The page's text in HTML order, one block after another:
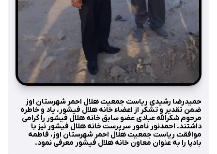
حمیدرضا رشیدی ریاست جمعیت هلال احمر شهرستان اوز
ضمن تقدیر و تشکر از اعضاء خانه هلال فیشور، یاد و خاطره
مرحوم شکرالله عبادی عضو سابق خانه هلال فیشور را گرامی
داشتند. احمدنور نامور سرپرست خانه هلال فیشور نیز با
موافقت ریاست جمعیت هلال احمر شهرستان اوز، فاطمه
بادپا را به عنوان معاون خانه هلال فیشور معرفی نمود.